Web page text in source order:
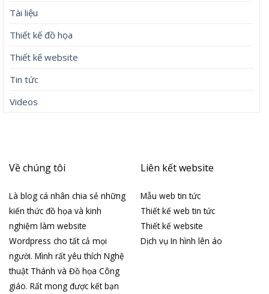
Tài liệu
Thiết kế đồ họa
Thiết kế website
Tin tức
Videos
Về chúng tôi
Là blog cá nhân chia sẻ những
kiến thức đồ họa và kinh
nghiệm làm website
Wordpress cho tất cả mọi
người. Mình rất yêu thích Nghệ
thuật Thánh và Đồ họa Công
giáo. Rất mong được kết bạn
Liên kết website
Mẫu web tin tức
Thiết kế web tin tức
Thiết kế website
Dịch vụ In hình lên áo